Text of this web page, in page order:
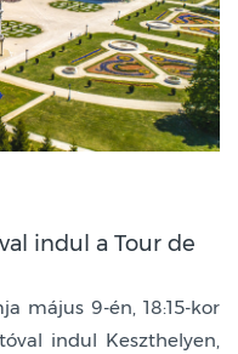
indul a Tour de
május 9-én, 18:15-kor
indul Keszthelyen,